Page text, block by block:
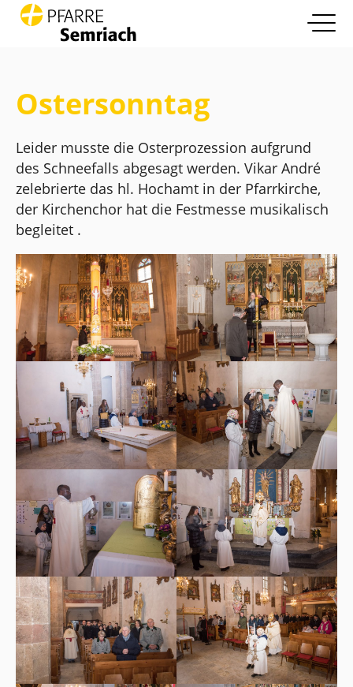
Pfarrleben
Glaube und Leben more
Die Pfarre more
Kontakt
Ostersonntag
Leider musste die Osterprozession aufgrund
des Schneefalls abgesagt werden. Vikar André
zelebrierte das hl. Hochamt in der Pfarrkirche,
der Kirchenchor hat die Festmesse musikalisch
begleitet .